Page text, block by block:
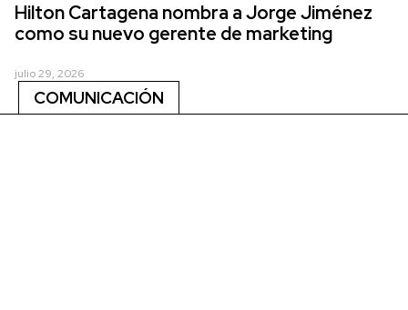
Hilton Cartagena nombra a Jorge Jiménez
como su nuevo gerente de marketing
julio 29, 2026
COMUNICACIÓN